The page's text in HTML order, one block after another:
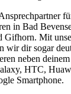
in Bad
Gifhorn. Mit
wir dir sogar
neben
HTC,
Smartphone.